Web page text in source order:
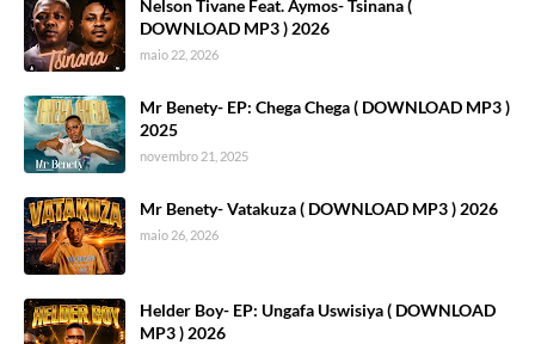
Nelson Tivane Feat. Aymos- Tsinana (
DOWNLOAD MP3 ) 2026
maio 22, 2026
Mr Benety- EP: Chega Chega ( DOWNLOAD MP3 )
2025
novembro 21, 2025
Mr Benety- Vatakuza ( DOWNLOAD MP3 ) 2026
maio 26, 2026
Helder Boy- EP: Ungafa Uswisiya ( DOWNLOAD
MP3 ) 2026